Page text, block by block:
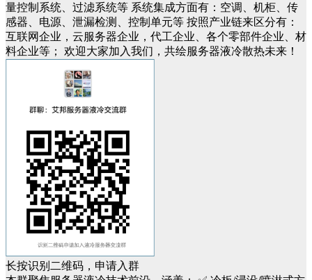
量控制系统、过滤系统等 系统集成方面有：空调、机柜、传
感器、电源、泄漏检测、控制单元等 按照产业链来区分有：
互联网企业，云服务器企业，代工企业、各个零部件企业、材
料企业等；
欢迎大家加入我们，共绘服务器液冷散热未来！
长按识别二维码，申请入群